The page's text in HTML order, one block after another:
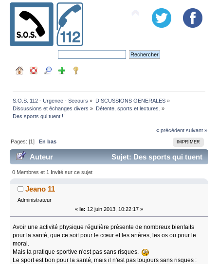
S.O.S. 112 - Urgence - Secours » DISCUSSIONS GENERALES»
Discussions et échanges divers » Détente, sports et lectures. »
Des sports qui tuent !!
« précédent suivant »
IMPRIMER
Pages: [1]En bas
Auteur
Sujet: Des sports qui tuent
!! (Lu 57848 fois)
0 Membres et 1 Invité sur ce sujet
Jeano 11
Administrateur
« le: 12 juin 2013, 10:22:17 »
Avoir une activité physique régulière présente de nombreux bienfaits
pour la santé, que ce soit pour le cœur et les artères, les os ou pour le
moral.
Mais la pratique sportive n'est pas sans risques.
Le sport est bon pour la santé, mais il n'est pas toujours sans risques :